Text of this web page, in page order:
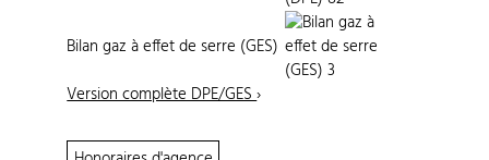
Bilan gaz à effet de serre (GES)
Version complète DPE/GES›